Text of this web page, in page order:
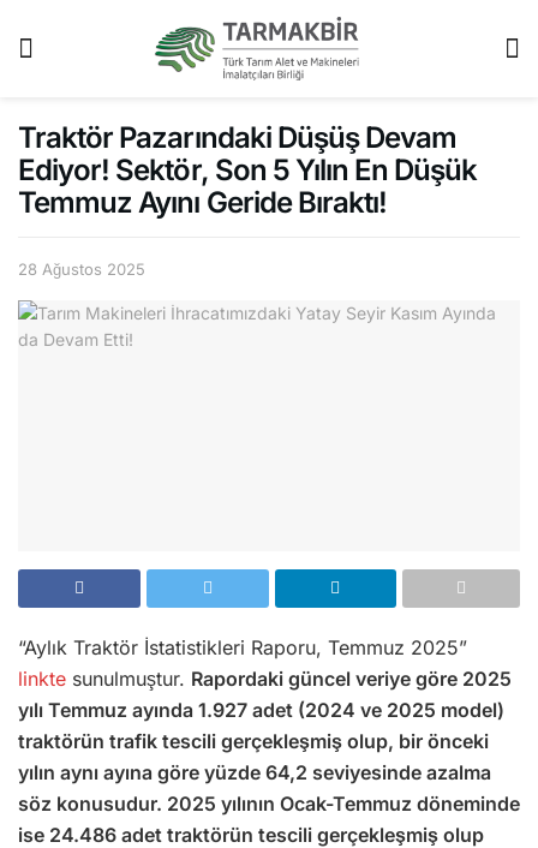
Traktör Pazarındaki Düşüş Devam
Ediyor! Sektör, Son 5 Yılın En Düşük
Temmuz Ayını Geride Bıraktı!
28 Ağustos 2025
“Aylık Traktör İstatistikleri Raporu, Temmuz 2025”
linkte sunulmuştur. Rapordaki güncel veriye göre 2025
yılı Temmuz ayında 1.927 adet (2024 ve 2025 model)
traktörün trafik tescili gerçekleşmiş olup, bir önceki
yılın aynı ayına göre yüzde 64,2 seviyesinde azalma
söz konusudur. 2025 yılının Ocak-Temmuz döneminde
ise 24.486 adet traktörün tescili gerçekleşmiş olup